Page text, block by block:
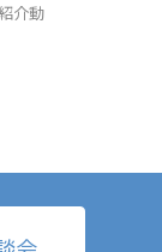
介動